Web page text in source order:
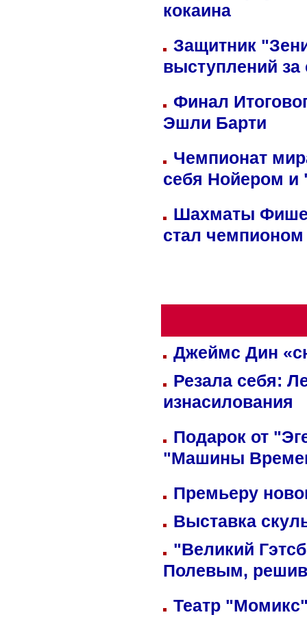
кокаина
Защитник
выступлений
Финал
Эшли Барти
Чемпионат
себя Нойером и
Шахматы
стал
Джеймс Дин
Резала себя:
изнасилования
Подарок от
"Машины
Премьеру
Выставка
"Великий
Полевым,
Театр